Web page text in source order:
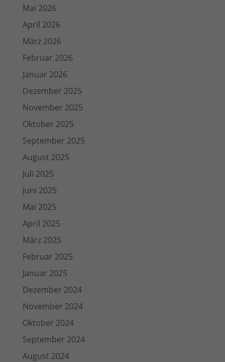
Mai 2026
April 2026
März 2026
Februar 2026
Januar 2026
Dezember 2025
November 2025
Oktober 2025
September 2025
August 2025
Juli 2025
Juni 2025
Mai 2025
April 2025
März 2025
Februar 2025
Januar 2025
Dezember 2024
November 2024
Oktober 2024
September 2024
August 2024